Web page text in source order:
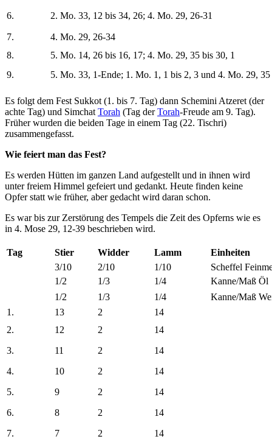
6. 2. Mo. 33, 12 bis 34, 26; 4. Mo. 29, 26-31
7.
4. Mo. 29, 26-34
8.
5. Mo. 14, 26 bis 16, 17; 4. Mo. 29, 35 bis 30, 1
9.
5. Mo. 33, 1-Ende; 1. Mo. 1, 1 bis 2, 3 und 4. Mo. 29, 35
Es folgt dem Fest Sukkot (1. bis 7. Tag) dann Schemini Atzeret (der
achte Tag) und Simchat Torah (Tag derTorah-Freude am 9. Tag).
Früher wurden die beiden Tage in einem Tag (22. Tischri)
zusammengefasst.
Wie feiert man das Fest?
Es werden Hütten im ganzen Land aufgestellt und in ihnen wird
unter freiem Himmel gefeiert und gedankt. Heute finden keine
Opfer statt wie früher, aber gedacht wird daran schon.
Es war bis zur Zerstörung des Tempels die Zeit des Opferns wie es
in 4. Mose 29, 12-39 beschrieben wird.
Tag Stier Widder Lamm
Einheiten
3/10
2/10 1/10
Scheffel
1/2
1/3 1/4
Kanne/Maß Öl
1/2
1/3 1/4
Kanne/Maß
1.
13 2
14
2.
12 2
14
3.
11 2
14
4.
10 2
14
5.
9 2
14
6.
8 2
14
7.
7 2
14